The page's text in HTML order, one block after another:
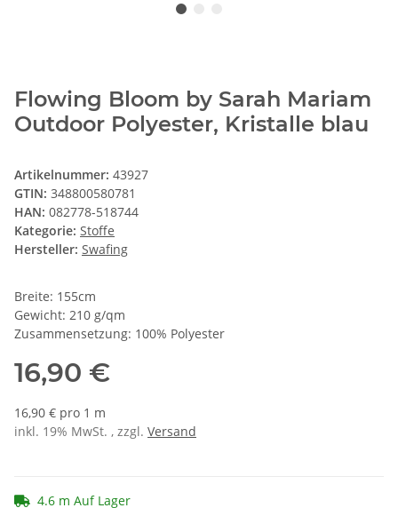
Flowing Bloom by Sarah Mariam
Outdoor Polyester, Kristalle blau
Artikelnummer: 43927
GTIN: 348800580781
HAN: 082778-518744
Kategorie: Stoffe
Hersteller: Swafing
Breite: 155cm
Gewicht: 210 g/qm
Zusammensetzung: 100% Polyester
16,90 €
16,90 € pro 1 m
inkl. 19% MwSt. , zzgl. Versand
4.6 m Auf Lager